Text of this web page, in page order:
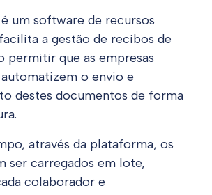
é um software de recursos
a gestão de recibos de
permitir que as empresas
o envio e
destes documentos de forma
através da plataforma, os
ser carregados em lote,
colaborador e